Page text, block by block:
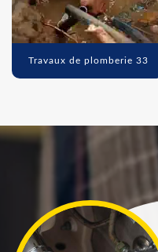
Travaux de plomberie 33